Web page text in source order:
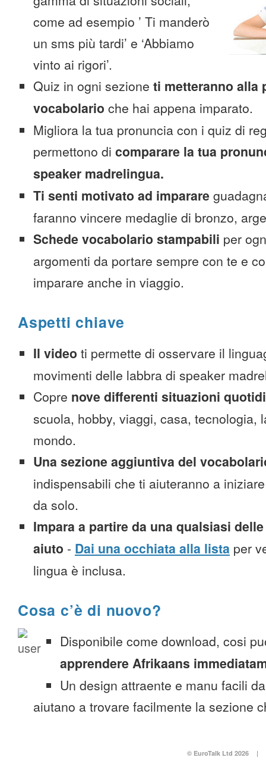
come ad esempio ’ Ti manderò
un sms più tardi’ e ‘Abbiamo
vinto ai rigori’.
Quiz in ogni sezione ti metteranno alla
vocabolario che hai appena imparato.
Migliora la tua pronuncia con i quiz di
permettono di comparare la tua
speaker madrelingua.
Ti senti motivato ad imparare
faranno vincere medaglie di bronzo,
Schede vocabolario stampabili per
argomenti da portare sempre con te e
imparare anche in viaggio.
Aspetti chiave
Il video ti permette di osservare il
movimenti delle labbra di speaker
Copre nove differenti situazioni
scuola, hobby, viaggi, casa, tecnologia,
mondo.
Una sezione aggiuntiva del
indispensabili che ti aiuteranno a
da solo.
Impara a partire da una qualsiasi
aiuto - Dai una occhiata alla lista per
lingua è inclusa.
Cosa c’è di nuovo?
Disponibile come download, cosi
apprendere Afrikaans
Un design attraente e manu facili
aiutano a trovare facilmente la sezione
© EuroTalk Ltd 2026 |